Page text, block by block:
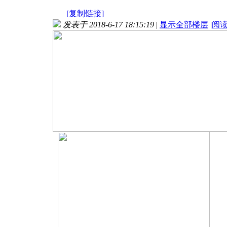
[复制链接]
发表于 2018-6-17 18:15:19 | 显示全部楼层 |阅